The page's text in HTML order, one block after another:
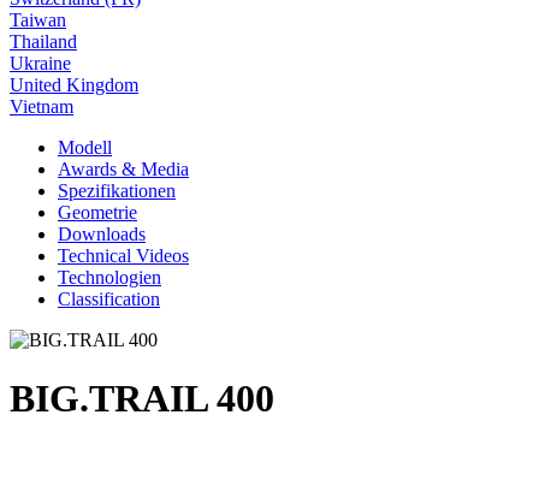
Taiwan
Thailand
Ukraine
United Kingdom
Vietnam
Modell
Awards & Media
Spezifikationen
Geometrie
Downloads
Technical Videos
Technologien
Classification
BIG.TRAIL 400